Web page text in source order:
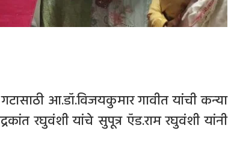
आ.डॉ.विजयकुमार गावीत यांची कन्या
रघुवंशी यांचे सुपूत्र ऍड.राम रघुवंशी यांनी